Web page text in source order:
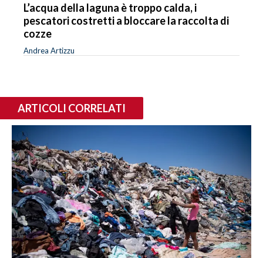
L’acqua della laguna è troppo calda, i
pescatori costretti a bloccare la raccolta di
cozze
Andrea Artizzu
ARTICOLI CORRELATI